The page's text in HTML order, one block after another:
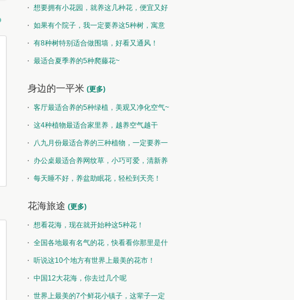
然果曾经皆为花，却非皆花都成果
了~想要拥有小花园，就养这几种花，便宜又好
养！如果有个院子，我一定要养这5种树，寓意
特别好！
有8种树特别适合做围墙，好看又通风！
最适合夏季养的5种爬藤花~
身边的一平米 (更多)
客厅最适合养的5种绿植，美观又净化空气~
这4种植物最适合家里养，越养空气越干
净！八九月份最适合养的三种植物，一定要养一
盆呀~
办公桌最适合养网纹草，小巧可爱，清新养
眼！每天睡不好，养盆助眠花，轻松到天亮！
花海旅途 (更多)
想看花海，现在就开始种这5种花！
全国各地最有名气的花，快看看你那里是什
么花儿！
听说这10个地方有世界上最美的花市！
中国12大花海，你去过几个呢
世界上最美的7个鲜花小镇子，这辈子一定